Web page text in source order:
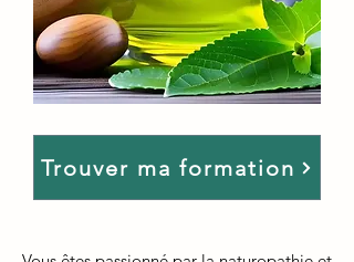
Trouver ma formation